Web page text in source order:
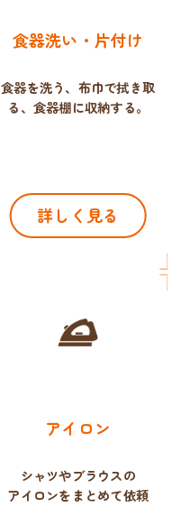
食器洗い・片付け
食器を洗う、布巾で拭き取
る、 食器棚に収納する。
詳しく見る
アイロン
シャツやブラウスの
アイロンをまとめて依頼